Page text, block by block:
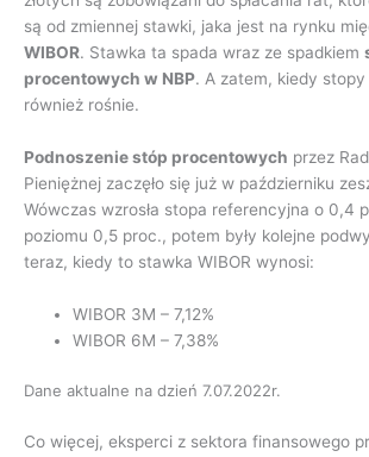
są od zmiennej stawki, jaka jest na rynku
WIBOR. Stawka ta spada wraz ze spadkiem
procentowych w NBP. A zatem, kiedy stopy
również rośnie.
Podnoszenie stóp procentowych przez
Pieniężnej zaczęło się już w październiku
Wówczas wzrosła stopa referencyjna o 0,4
poziomu 0,5 proc., potem były kolejne
teraz, kiedy to stawka WIBOR wynosi:
WIBOR 3M – 7,12%
WIBOR 6M – 7,38%
Dane aktualne na dzień 7.07.2022r.
Co więcej, eksperci z sektora finansowego